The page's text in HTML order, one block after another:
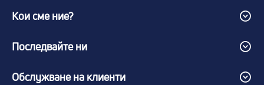
Кои сме ние?
Последвайте ни
Обслужване на клиенти